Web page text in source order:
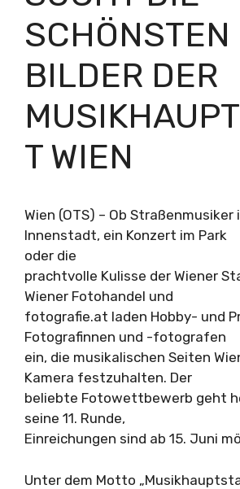
SCHÖNSTEN
BILDER DER
T WIEN
Wien (OTS) – Ob Straßenmusiker
Innenstadt, ein Konzert im Park
oder die
prachtvolle Kulisse der Wiener
Wiener Fotohandel und
fotografie.at laden Hobby- und
Fotografinnen und -fotografen
ein, die musikalischen Seiten
Kamera festzuhalten. Der
beliebte Fotowettbewerb geht
seine 11. Runde,
Einreichungen sind ab 15. Juni
Unter dem Motto